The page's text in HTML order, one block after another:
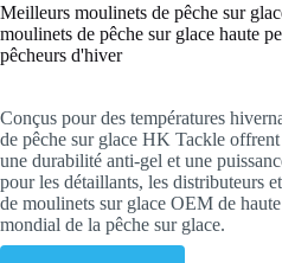
Meilleurs moulinets de pêche sur
moulinets de pêche sur glace haute
pêcheurs d'hiver
Conçus pour des températures
de pêche sur glace HK Tackle
une durabilité anti-gel et une
pour les détaillants, les distributeurs
de moulinets sur glace OEM de
mondial de la pêche sur glace.